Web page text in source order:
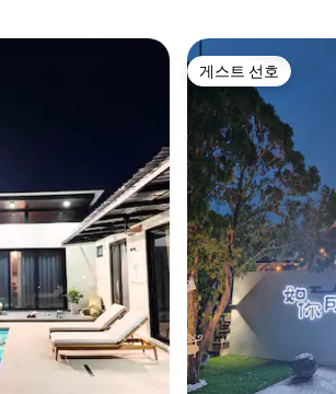
게스트 선호
게스트 선호